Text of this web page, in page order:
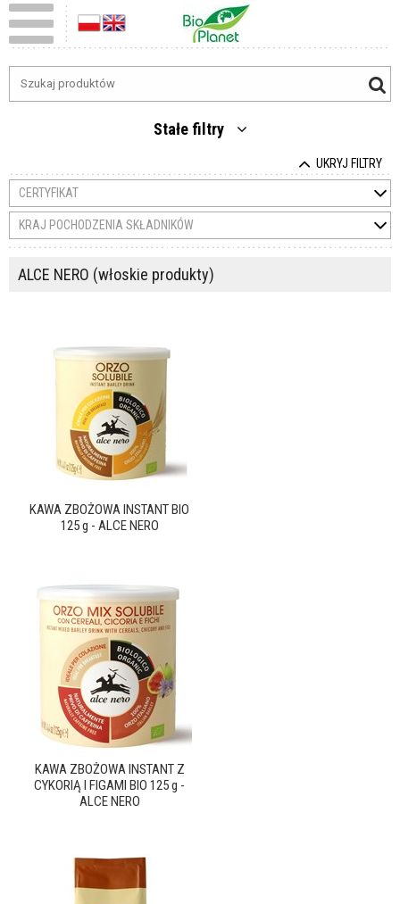
Stałe filtry
UKRYJ FILTRY
CERTYFIKAT
KRAJ POCHODZENIA SKŁADNIKÓW
ALCE NERO (włoskie produkty)
KAWA ZBOŻOWA INSTANT BIO
125 g - ALCE NERO
KAWA ZBOŻOWA INSTANT Z
CYKORIĄ I FIGAMI BIO 125 g -
ALCE NERO